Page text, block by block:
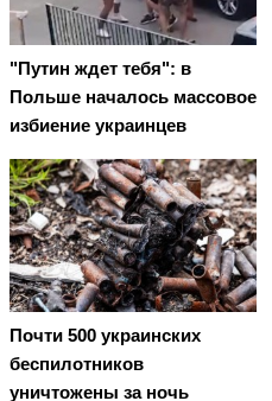
"Путин ждет тебя": в
Польше началось массовое
избиение украинцев
Почти 500 украинских
беспилотников
уничтожены за ночь